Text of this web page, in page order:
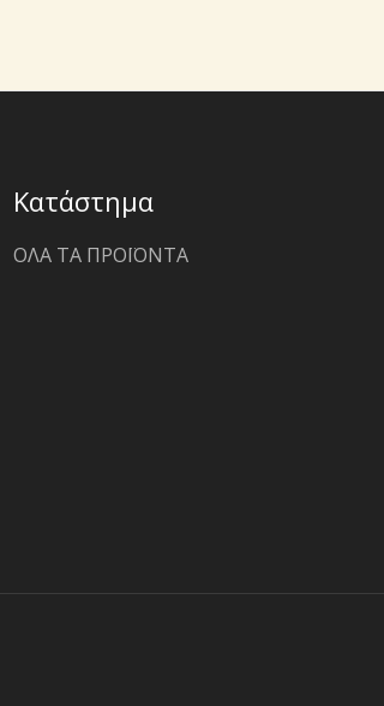
Κατάστημα
ΟΛΑ ΤΑ ΠΡΟΪΟΝΤΑ